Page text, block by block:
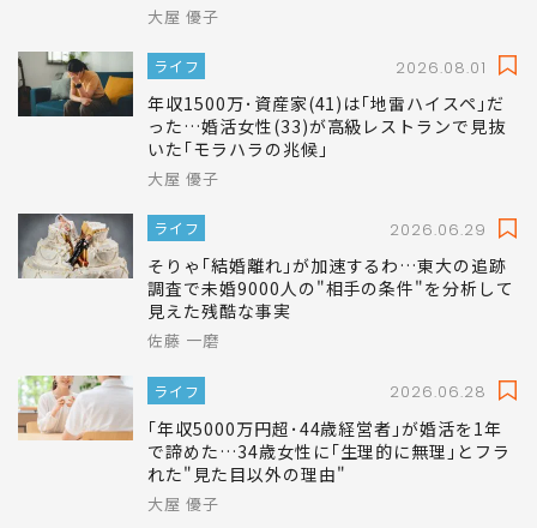
大屋 優子
ライフ 2026.08.01
年収1500万･資産家(41)は｢地雷ハイスペ｣だ
った…婚活女性(33)が高級レストランで見抜
いた｢モラハラの兆候｣
大屋 優子
ライフ 2026.06.29
そりゃ｢結婚離れ｣が加速するわ…東大の追跡
調査で未婚9000人の"相手の条件"を分析して
見えた残酷な事実
佐藤 一磨
ライフ 2026.06.28
｢年収5000万円超･44歳経営者｣が婚活を1年
で諦めた…34歳女性に｢生理的に無理｣とフラ
れた"見た目以外の理由"
大屋 優子